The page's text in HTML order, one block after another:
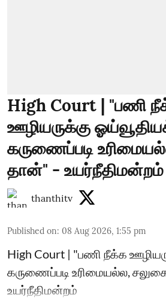
High Court | "பணி
ஊழியருக்கு
கருணைப்படி
தான்" - உயர்நீதிமன்றம்
thanthitv
Published on: 08 Aug 2026, 1:55 pm
High Court | "பணி நீக்க
கருணைப்படி உரிமையல்ல,
உயர்நீதிமன்றம்